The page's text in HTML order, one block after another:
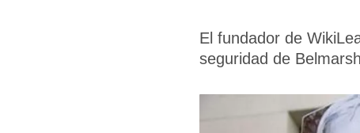
El fundador de
seguridad de